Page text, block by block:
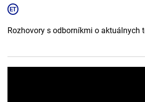
Rozhovory s odborníkmi o aktuálnych